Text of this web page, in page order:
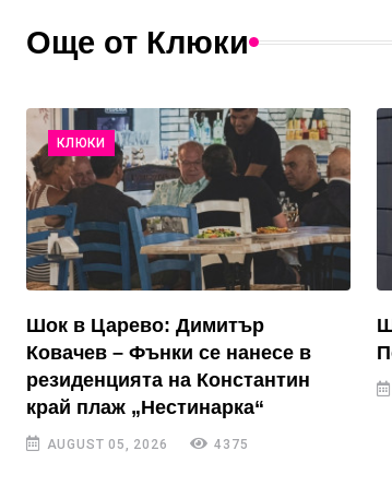
Още от Клюки
КЛЮКИ
Шок в Царево: Димитър
Ковачев – Фънки се нанесе в
резиденцията на Константин
край плаж „Нестинарка“
AUGUST 05, 2026 4375